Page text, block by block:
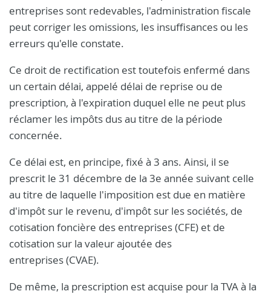
entreprises sont redevables, l'administration fiscale
peut corriger les omissions, les insuffisances ou les
erreurs qu'elle constate.
Ce droit de rectification est toutefois enfermé dans
un certain délai, appelé délai de reprise ou de
prescription, à l'expiration duquel elle ne peut plus
réclamer les impôts dus au titre de la période
concernée.
Ce délai est, en principe, fixé à 3 ans. Ainsi, il se
prescrit le 31 décembre de la 3e année suivant celle
au titre de laquelle l'imposition est due en matière
d'impôt sur le revenu, d'impôt sur les sociétés, de
cotisation foncière des entreprises (CFE) et de
cotisation sur la valeur ajoutée des
entreprises (CVAE).
De même, la prescription est acquise pour la TVA à la